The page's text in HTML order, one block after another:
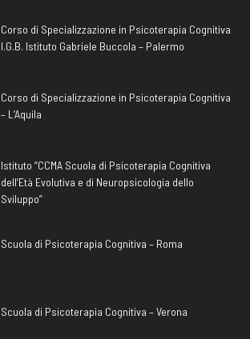
Corso di Specializzazione in Psicoterapia Cognitiva
I.G.B. Istituto Gabriele Buccola – Palermo
Corso di Specializzazione in Psicoterapia Cognitiva
– L’Aquila
Istituto “CCMA Scuola di Psicoterapia Cognitiva
dell’Età Evolutiva e di Neuropsicologia dello
Sviluppo”
Scuola di Psicoterapia Cognitiva – Roma
Scuola di Psicoterapia Cognitiva – Verona